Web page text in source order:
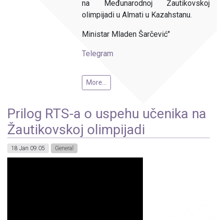
na Međunarodnoj Žautikovskoj
olimpijadi u Almati u Kazahstanu.
Ministar Mladen Šarčević"
Telegram
More...
Prilog RTS-a o uspehu učenika na
Žautikovskoj olimpijadi
18 Jan 09:05 General